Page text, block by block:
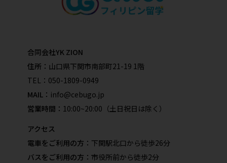
合同会社YK ZION
住所： 山口県下関市南部町21-19 1階
TEL： 050-1809-0949
MAIL： info@cebugo.jp
営業時間： 10:00~20:00（土日祝日は除く）
アクセス
電車をご利用の方： 下関駅北口から徒歩26分
バスをご利用の方： 市役所前から徒歩2分